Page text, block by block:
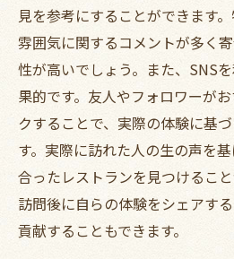
見を参考にすることができます
雰囲気に関するコメントが多く
性が高いでしょう。また、SNS
果的です。友人やフォロワーが
クすることで、実際の体験に基
す。実際に訪れた人の生の声を
合ったレストランを見つけること
訪問後に自らの体験をシェアす
貢献することもできます。